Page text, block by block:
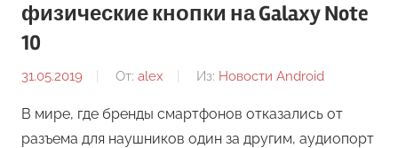
физические кнопки на Galaxy Note
10
31.05.2019 От: alex Из: Новости Android
В мире, где бренды смартфонов отказались от
разъема для наушников один за другим, аудиопорт